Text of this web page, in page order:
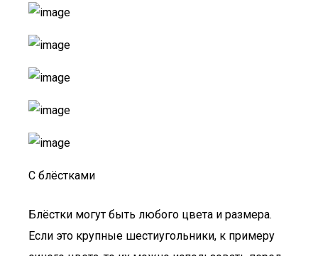
С блёстками
Блёстки могут быть любого цвета и размера.
Если это крупные шестиугольники, к примеру